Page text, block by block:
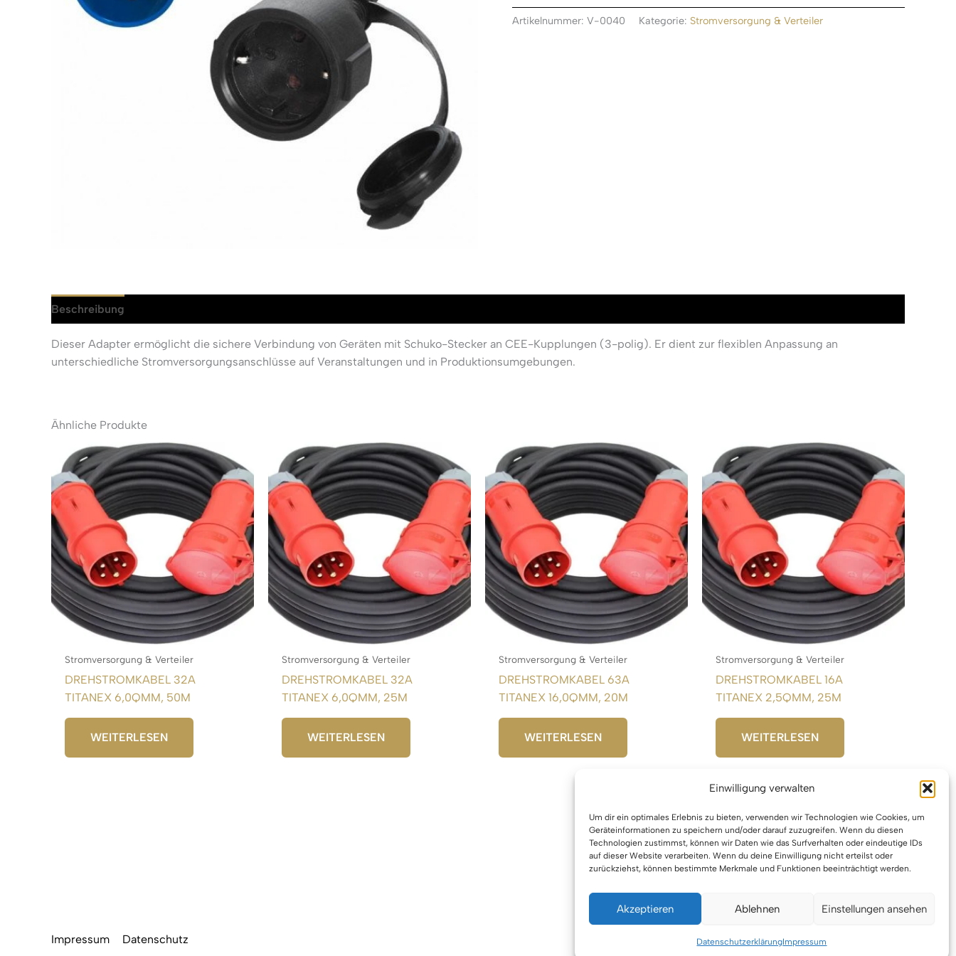
Einwilligung verwalten
Um dir ein optimales Erlebnis zu bieten, verwenden wir Technologien wie Cookies, um
Geräteinformationen zu speichern und/oder darauf zuzugreifen. Wenn du diesen
Technologien zustimmst, können wir Daten wie das Surfverhalten oder eindeutige IDs
auf dieser Website verarbeiten. Wenn du deine Einwilligung nicht erteilst oder
zurückziehst, können bestimmte Merkmale und Funktionen beeinträchtigt werden.
Akzeptieren Ablehnen Einstellungen ansehen
DatenschutzerklärungImpressum
Artikelnummer: V-0040 Kategorie: Stromversorgung & Verteiler
Beschreibung
Dieser Adapter ermöglicht die sichere Verbindung von Geräten mit Schuko-Stecker an CEE-Kupplungen (3-polig). Er dient zur flexiblen Anpassung an
unterschiedliche Stromversorgungsanschlüsse auf Veranstaltungen und in Produktionsumgebungen.
Ähnliche Produkte
Stromversorgung & Verteiler
DREHSTROMKABEL 32A
TITANEX 6,0QMM, 50M
WEITERLESEN
Stromversorgung & Verteiler
DREHSTROMKABEL 32A
TITANEX 6,0QMM, 25M
WEITERLESEN
Stromversorgung & Verteiler
DREHSTROMKABEL 63A
TITANEX 16,0QMM, 20M
WEITERLESEN
Stromversorgung & Verteiler
DREHSTROMKABEL 16A
TITANEX 2,5QMM, 25M
WEITERLESEN
Impressum Datenschutz Urheberrecht © 2026 VTBW Veranstaltungstechnik BW